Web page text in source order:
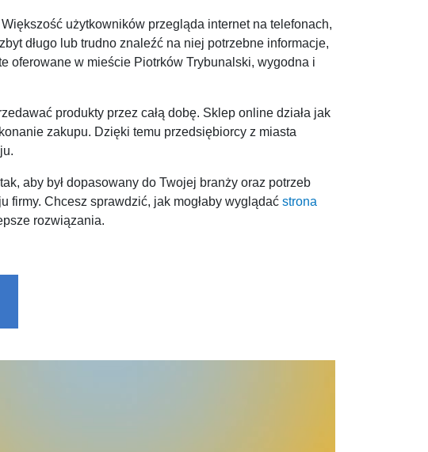
użytkowników przegląda internet na telefonach,
długo lub trudno znaleźć na niej potrzebne informacje,
oferowane w mieście Piotrków Trybunalski, wygodna i
produkty przez całą dobę. Sklep online działa jak
zakupu. Dzięki temu przedsiębiorcy z miasta
aby był dopasowany do Twojej branży oraz potrzeb
firmy. Chcesz sprawdzić, jak mogłaby wyglądać strona
rozwiązania.